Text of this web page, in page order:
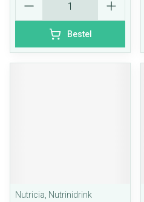
Bestel
Nutricia, Nutrinidrink